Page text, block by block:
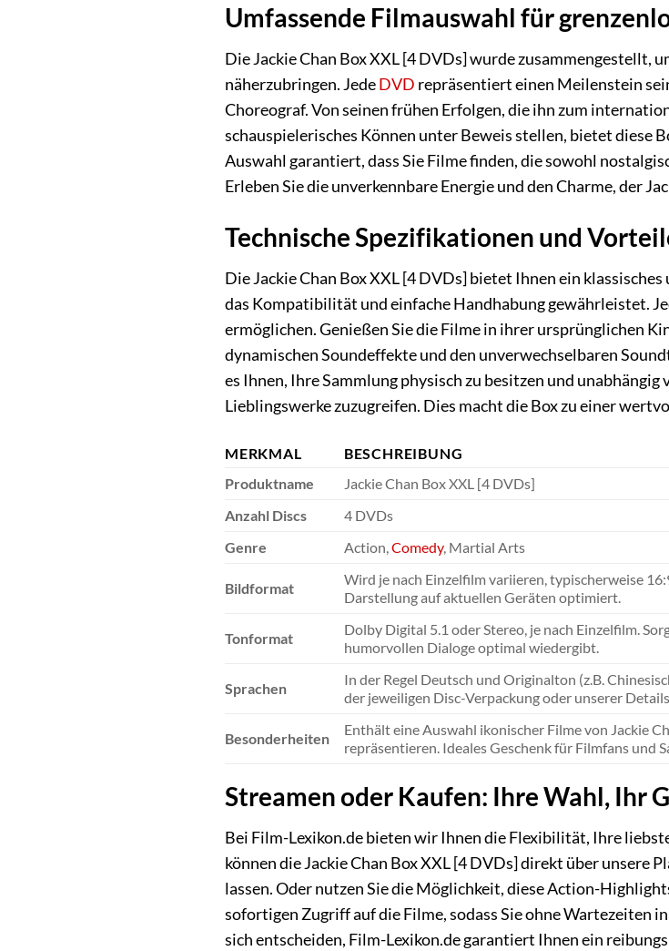
Umfassende Filmauswahl für
Die Jackie Chan Box XXL [4 DVDs] wurde zusammengestellt,
näherzubringen. JedeDVD repräsentiert einen Meilenstein
Choreograf. Von seinen frühen Erfolgen, die ihn zum
schauspielerisches Können unter Beweis stellen, bietet diese
Auswahl garantiert, dass Sie Filme finden, die sowohl
Erleben Sie die unverkennbare Energie und den Charme, der
Technische Spezifikationen und
Die Jackie Chan Box XXL [4 DVDs] bietet Ihnen ein
das Kompatibilität und einfache Handhabung gewährleistet.
ermöglichen. Genießen Sie die Filme in ihrer ursprünglichen
dynamischen Soundeffekte und den unverwechselbaren
es Ihnen, Ihre Sammlung physisch zu besitzen und
Lieblingswerke zuzugreifen. Dies macht die Box zu einer
MERKMAL
BESCHREIBUNG
Produktname
Jackie Chan Box XXL [4 DVDs]
Anzahl Discs
4 DVDs
Genre
Action, Comedy, Martial Arts
Bildformat
Wird je nach Einzelfilm variieren, typischerweise
Darstellung auf aktuellen Geräten optimiert.
Tonformat
Dolby Digital 5.1 oder Stereo, je nach Einzelfilm.
humorvollen Dialoge optimal wiedergibt.
Sprachen
In der Regel Deutsch und Originalton (z.B.
der jeweiligen Disc-Verpackung oder unserer
Besonderheiten
Enthält eine Auswahl ikonischer Filme von Jackie
repräsentieren. Ideales Geschenk für Filmfans und
Streamen oder Kaufen: Ihre Wahl, Ihr
Bei Film-Lexikon.de bieten wir Ihnen die Flexibilität, Ihre
können die Jackie Chan Box XXL [4 DVDs] direkt über unsere
lassen. Oder nutzen Sie die Möglichkeit, diese Action-
sofortigen Zugriff auf die Filme, sodass Sie ohne Wartezeiten
sich entscheiden, Film-Lexikon.de garantiert Ihnen ein